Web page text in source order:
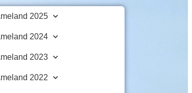
2025
2024
2023
2022